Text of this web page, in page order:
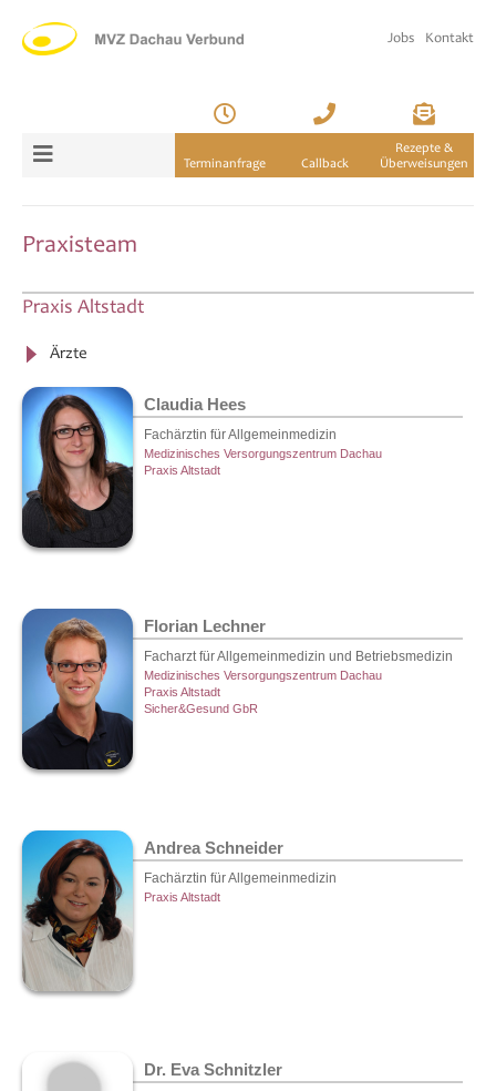
Jobs Kontakt
Terminanfrage Callback
Rezepte &
Überweisungen
Praxisteam
Praxis Altstadt
Ärzte
Claudia Hees
Fachärztin für Allgemeinmedizin
Medizinisches Versorgungszentrum Dachau
Praxis Altstadt
Florian Lechner
Facharzt für Allgemeinmedizin und Betriebsmedizin
Medizinisches Versorgungszentrum Dachau
Praxis Altstadt
Sicher&Gesund GbR
Andrea Schneider
Fachärztin für Allgemeinmedizin
Praxis Altstadt
Dr. Eva Schnitzler